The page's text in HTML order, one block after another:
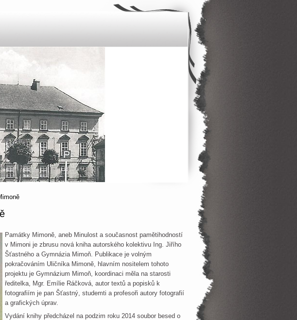
Památky Mimoně, aneb Minulost a současnost pamětihodností
v Mimoni je zbrusu nová kniha autorského kolektivu Ing. Jiřího
Šťastného a Gymnázia Mimoň. Publikace je volným
pokračováním Uličníka Mimoně, hlavním nositelem tohoto
projektu je Gymnázium Mimoň, koordinaci měla na starosti
ředitelka, Mgr. Emílie Ráčková, autor textů a popisků k
fotografiím je pan Šťastný, studemti a profesoři autory fotografií
a grafických úprav.
Vydání knihy předcházel na podzim roku 2014 soubor besed o